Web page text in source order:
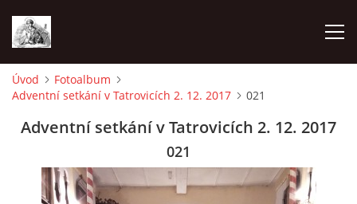
ÚVOD
PRAVIDELNÉ AKCE
Úvod
Fotoalbum
Adventní setkání v Tatrovicích 2. 12. 2017
021
Adventní setkání v Tatrovicích 2. 12. 2017
021